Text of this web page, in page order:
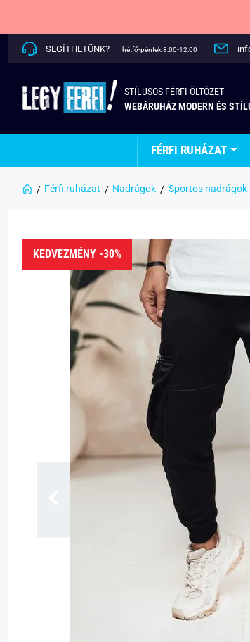
SEGÍTHETÜNK? hétfő-péntek 8:00-12:00
STÍLUSOS FÉRFI ÖLTÖZET
WEBÁRUHÁZ MODERN ÉS
FÉRFI RUHÁZAT
Férfi ruházat Nadrágok Sportos nadrágok
KEDVEZMÉNY -30%